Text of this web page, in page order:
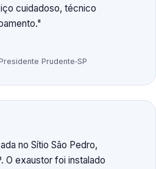
cuidadoso, técnico
Prudente‑SP
no Sítio São Pedro,
O exaustor foi instalado